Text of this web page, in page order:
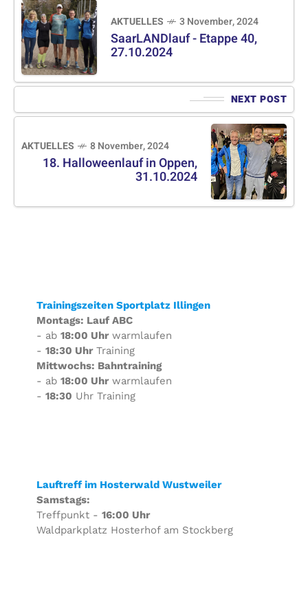
AKTUELLES 3 November, 2024
SaarLANDlauf - Etappe 40,
27.10.2024
NEXT POST
AKTUELLES 8 November, 2024
18. Halloweenlauf in Oppen,
31.10.2024
Trainingszeiten Sportplatz Illingen
Montags: Lauf ABC
- ab 18:00 Uhrwarmlaufen
- 18:30 UhrTraining
Mittwochs: Bahntraining
- ab 18:00 Uhrwarmlaufen
- 18:30 Uhr Training
Lauftreff im Hosterwald Wustweiler
Samstags:
Treffpunkt - 16:00 Uhr
Waldparkplatz Hosterhof am Stockberg